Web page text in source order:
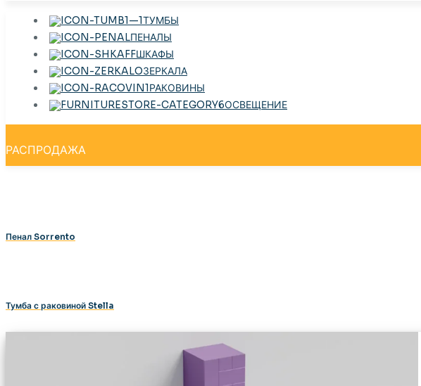
ТУМБЫ
ПЕНАЛЫ
ШКАФЫ
ЗЕРКАЛА
РАКОВИНЫ
ОСВЕЩЕНИЕ
РАСПРОДАЖА
Пенал Sorrento
Тумба с раковиной Stella